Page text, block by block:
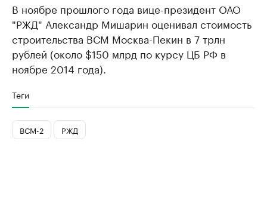
В ноябре прошлого года вице-президент ОАО
"РЖД" Александр Мишарин оценивал стоимость
строительства ВСМ Москва-Пекин в 7 трлн
рублей (около $150 млрд по курсу ЦБ РФ в
ноябре 2014 года).
Теги
ВСМ-2 РЖД